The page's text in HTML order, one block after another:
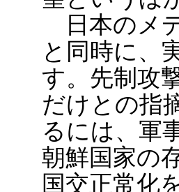
日本のメ
と同時に、
す。先制攻
だけとの指
るには、軍
朝鮮国家の
国交正常化